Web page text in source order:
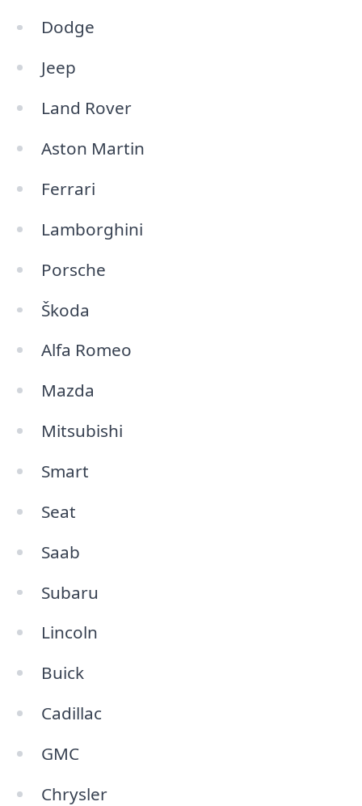
Dodge
Jeep
Land Rover
Aston Martin
Ferrari
Lamborghini
Porsche
Škoda
Alfa Romeo
Mazda
Mitsubishi
Smart
Seat
Saab
Subaru
Lincoln
Buick
Cadillac
GMC
Chrysler